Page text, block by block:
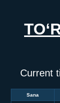
Current
Sana